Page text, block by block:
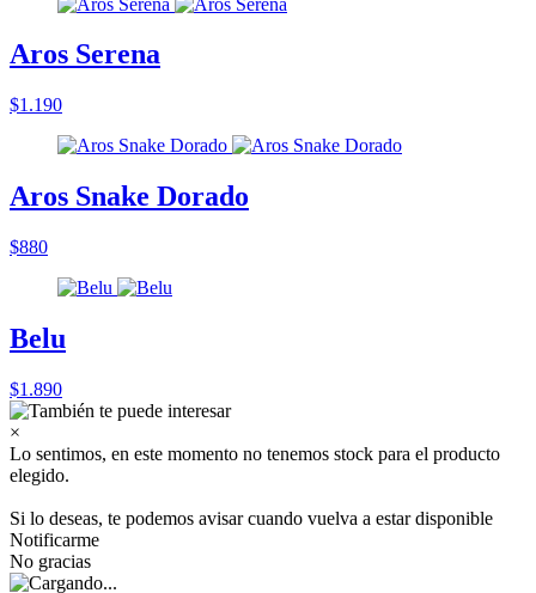
Aros Serena
$1.190
Aros Snake Dorado
$880
Belu
$1.890
×
Lo sentimos, en este momento no tenemos stock para el producto
elegido.
Si lo deseas, te podemos avisar cuando vuelva a estar disponible
Notificarme
No gracias